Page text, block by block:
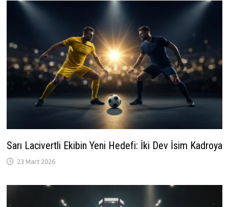
Sarı Lacivertli Ekibin Yeni Hedefi: İki Dev İsim Kadroya
23 Mart 2026